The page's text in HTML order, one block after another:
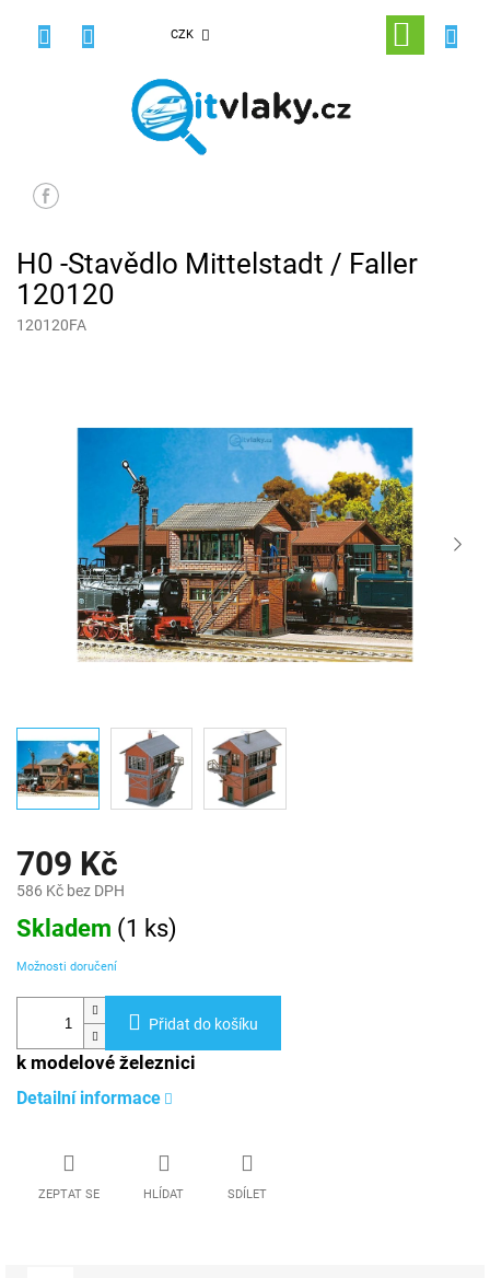
CZK
NÁKUPNÍ
KOŠÍK
H0 -Stavědlo Mittelstadt / Faller
120120
120120FA
709 Kč
586 Kč bez DPH
Měrná
cena:
Skladem (1 ks)
Možnosti doručení
Přidat do košíku
k modelové železnici
Detailní informace
ZEPTAT SE HLÍDAT SDÍLET